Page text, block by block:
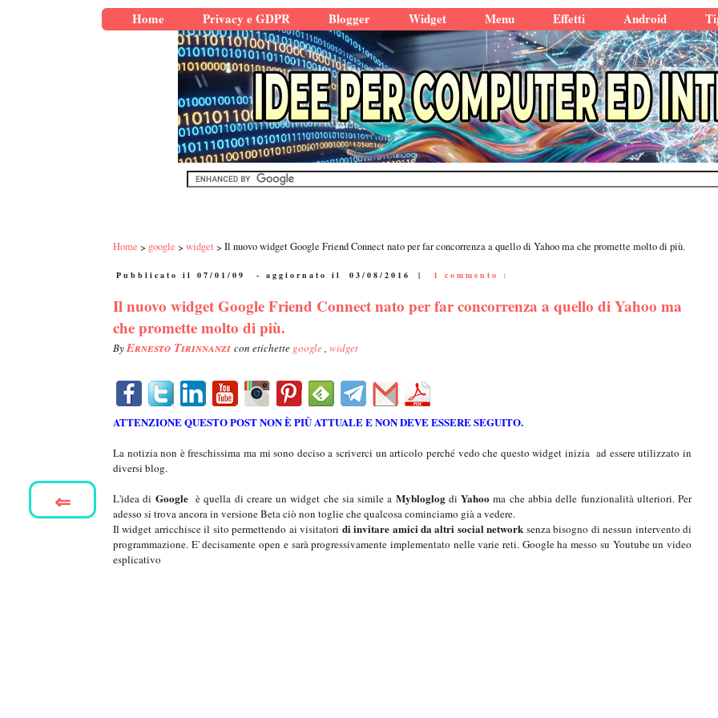
Home Privacy e GDPR Blogger Widget Menu Effetti Android
Home google widget Il nuovo widget Google Friend Connect nato per far concorrenza a quello di Yahoo ma che promette molto di più.
Pubblicato il 07/01/09 - aggiornato il 03/08/2016 | 1 commento :
Il nuovo widget Google Friend Connect nato per far concorrenza a quello di Yahoo ma
che promette molto di più.
ByErnesto Tirinnanzi con etichette google, widget
ATTENZIONE QUESTO POST NON È PIÙ ATTUALE E NON DEVE ESSERE SEGUITO.
La notizia non è freschissima ma mi sono deciso a scriverci un articolo perché vedo che questo widget inizia ad essere utilizzato in
diversi blog.
L'idea di Googleè quella di creare un widget che sia simile a Mybloglog diYahooma che abbia delle funzionalità ulteriori. Per
adesso si trova ancora in versione Beta ciò non toglie che qualcosa cominciamo già a vedere.
Il widget arricchisce il sito permettendo ai visitatori di invitare amici da altri social network senza bisogno di nessun intervento di
programmazione. E' decisamente open e sarà progressivamente implementato nelle varie reti. Google ha messo su Youtube un video
esplicativo
⇐